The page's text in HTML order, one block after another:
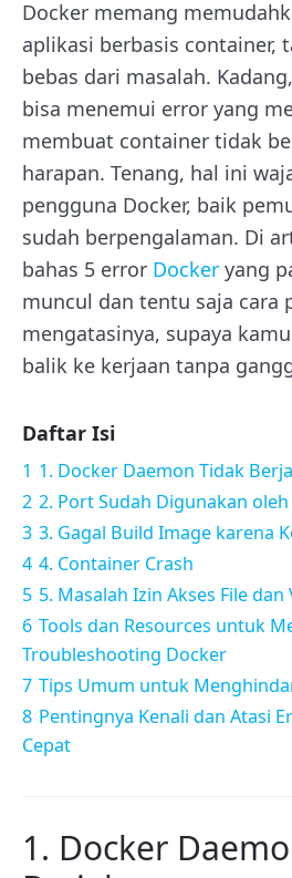
Docker memang
aplikasi berbasis container,
bebas dari masalah.
bisa menemui error yang
membuat container tidak
harapan. Tenang, hal ini
pengguna Docker, baik
sudah berpengalaman. Di
bahas 5 error Docker yang
muncul dan tentu saja cara
mengatasinya, supaya
balik ke kerjaan tanpa
Daftar Isi
1 1. Docker Daemon Tidak
2 2. Port Sudah Digunakan oleh
3 3. Gagal Build Image karena
4 4. Container Crash
5 5. Masalah Izin Akses File dan
6 Tools dan Resources untuk
Troubleshooting Docker
7 Tips Umum untuk
8 Pentingnya Kenali dan Atasi
Cepat
1. Docker